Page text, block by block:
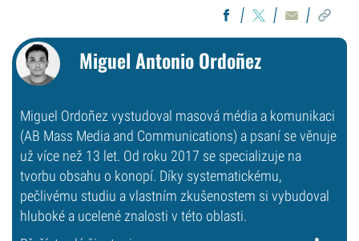
Miguel Antonio Ordoñez
Miguel Ordoñez vystudoval masová média a komunikaci
(AB Mass Media and Communications) a psaní se věnuje
už více než 13 let. Od roku 2017 se specializuje na
tvorbu obsahu o konopí. Díky systematickému,
pečlivému studiu a vlastním zkušenostem si vybudoval
hluboké a ucelené znalosti v této oblasti.